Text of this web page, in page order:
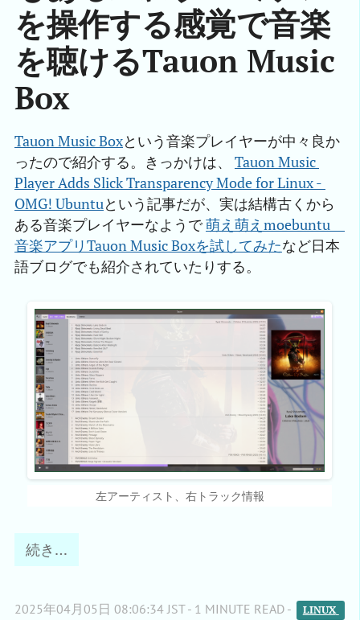
を操作する感覚で音楽
を聴けるTauon Music
Box
Tauon Music Boxという音楽プレイヤーが中々良か
ったので紹介する。きっかけは、 Tauon Music
Player Adds Slick Transparency Mode for Linux -
OMG! Ubuntuという記事だが、実は結構古くから
ある音楽プレイヤーなようで萌え萌えmoebuntu
音楽アプリTauon Music Boxを試してみたなど日本
語ブログでも紹介されていたりする。
左アーティスト、右トラック情報
続き…
2025年04月05日 08:06:34 JST - 1 MINUTE READ - LINUX